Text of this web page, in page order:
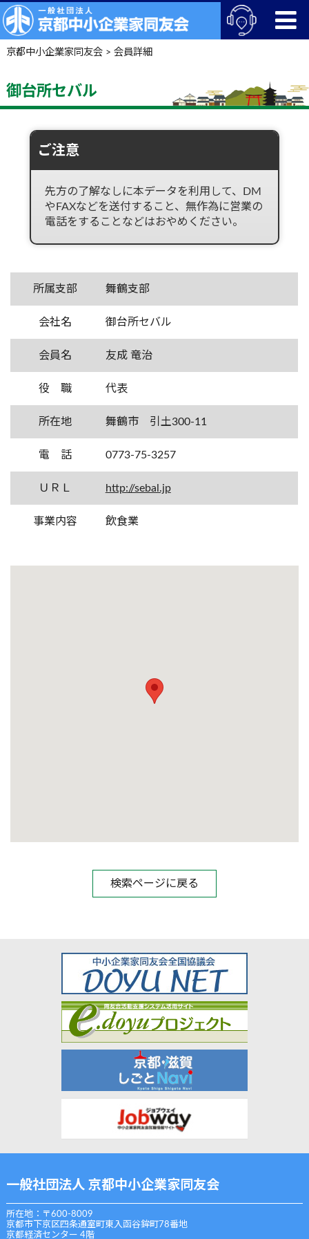
京都中小企業家同友会> 会員詳細
御台所セバル
ご注意
先方の了解なしに本データを利用して、DM
やFAXなどを送付すること、無作為に営業の
電話をすることなどはおやめください。
所属支部 舞鶴支部
会社名 御台所セバル
会員名 友成 竜治
役 職 代表
所在地 舞鶴市 引土300-11
電 話 0773-75-3257
ＵＲＬ http://sebal.jp
事業内容 飲食業
検索ページに戻る
一般社団法人 京都中小企業家同友会
所在地：〒600-8009
京都市下京区四条通室町東入函谷鉾町78番地
京都経済センター 4階